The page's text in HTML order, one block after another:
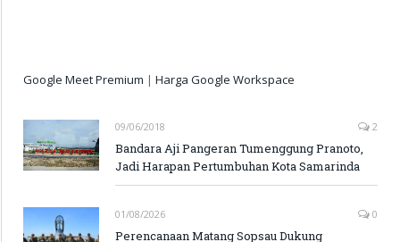
Google Meet Premium | Harga Google Workspace
09/06/2018 2
Bandara Aji Pangeran Tumenggung Pranoto,
Jadi Harapan Pertumbuhan Kota Samarinda
01/08/2026 0
Perencanaan Matang Sopsau Dukung